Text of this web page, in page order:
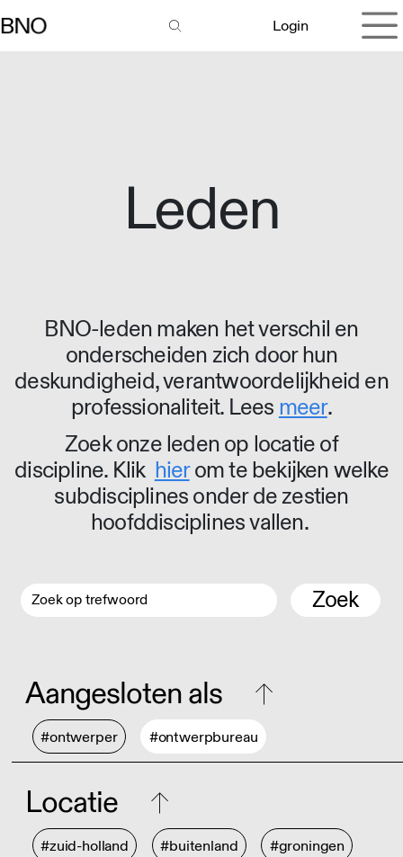
Login
Leden
BNO-leden maken het verschil en
onderscheiden zich door hun
deskundigheid, verantwoordelijkheid en
professionaliteit. Lees meer.
Zoek onze leden op locatie of
discipline. Klik hierom te bekijken welke
subdisciplines onder de zestien
hoofddisciplines vallen.
Zoek
Aangesloten als
#ontwerper #ontwerpbureau
Locatie
#zuid-holland #buitenland #groningen